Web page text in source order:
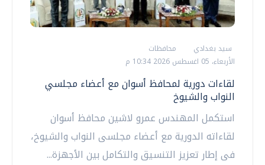
سيد بغدادي
محافظات
الأربعاء، 05 اغسطس 2026 10:34 م
لقاءات دورية لمحافظ أسوان مع أعضاء مجلسي
النواب والشيوخ
استكمل المهندس عمرو لاشين محافظ أسوان
لقاءاته الدورية مع أعضاء مجلسى النواب والشيوخ،
فى إطار تعزيز التنسيق والتكامل بين الأجهزة...